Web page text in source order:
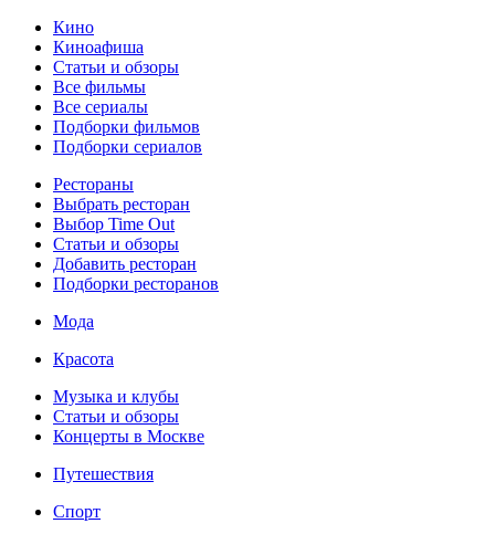
Кино
Киноафиша
Статьи и обзоры
Все фильмы
Все сериалы
Подборки фильмов
Подборки сериалов
Рестораны
Выбрать ресторан
Выбор Time Out
Статьи и обзоры
Добавить ресторан
Подборки ресторанов
Мода
Красота
Музыка и клубы
Статьи и обзоры
Концерты в Москве
Путешествия
Спорт